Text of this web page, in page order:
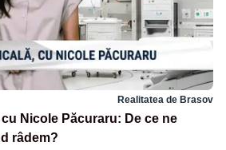
Realitatea de Brasov
Nicole Păcuraru: De ce ne
râdem?